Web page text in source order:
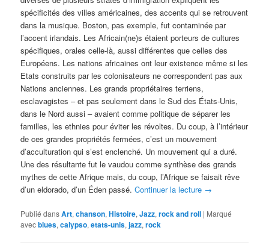
spécificités des villes américaines, des accents qui se retrouvent
dans la musique. Boston, pas exemple, fut contaminée par
l’accent irlandais. Les Africain(ne)s étaient porteurs de cultures
spécifiques, orales celle-là, aussi différentes que celles des
Européens. Les nations africaines ont leur existence même si les
Etats construits par les colonisateurs ne correspondent pas aux
Nations anciennes. Les grands propriétaires terriens,
esclavagistes – et pas seulement dans le Sud des États-Unis,
dans le Nord aussi – avaient comme politique de séparer les
familles, les ethnies pour éviter les révoltes. Du coup, à l’intérieur
de ces grandes propriétés fermées, c’est un mouvement
d’acculturation qui s’est enclenché. Un mouvement qui a duré.
Une des résultante fut le vaudou comme synthèse des grands
mythes de cette Afrique mais, du coup, l’Afrique se faisait rêve
d’un eldorado, d’un Éden passé.Continuer la lecture →
Publié dansArt,chanson,Histoire,Jazz,rock and roll | Marqué
avecblues,calypso,etats-unis,jazz,rock